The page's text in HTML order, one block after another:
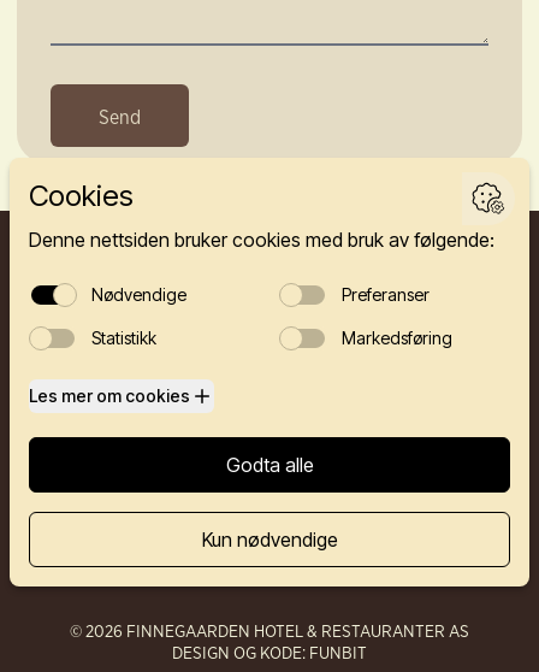
Send
FINNEGÅRDEN 2A, 5003 BERGEN
RESTAURANTER
SELSKAP
KONFERANSE
KONTAKT
© 2026 FINNEGAARDEN HOTEL & RESTAURANTER AS
DESIGN OG KODE: FUNBIT